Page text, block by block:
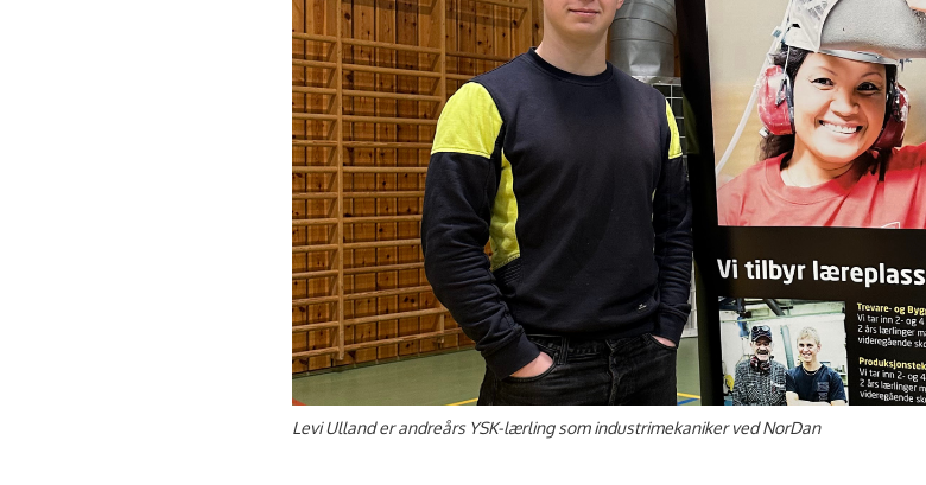
Levi Ulland er andreårs YSK-lærling som industrimekaniker ved NorDan